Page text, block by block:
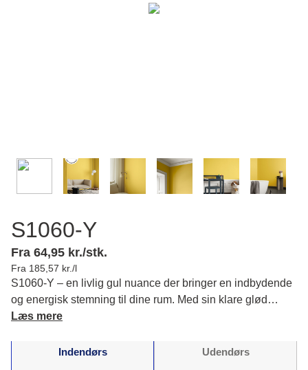
S1060-Y
Fra 64,95 kr./stk.
Fra 185,57 kr./l
S1060-Y – en livlig gul nuance der bringer en indbydende
og energisk stemning til dine rum. Med sin klare glød
understøtter den en varm og frisk atmosfære for dig. Læs
Læs mere
Indendørs Udendørs